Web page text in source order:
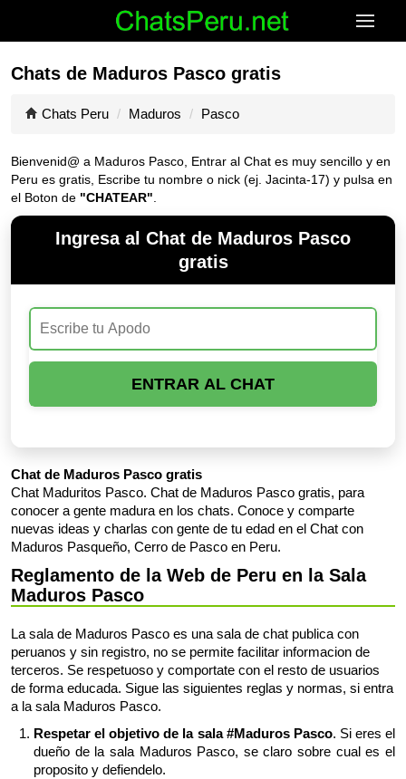
Chats de Maduros Pasco gratis
Chats Peru Maduros Pasco
Bienvenid@ a Maduros Pasco, Entrar al Chat es muy sencillo y en
Peru es gratis, Escribe tu nombre o nick (ej. Jacinta-17) y pulsa en
el Boton de "CHATEAR"
Ingresa al Chat de Maduros Pasco
gratis
ENTRAR AL CHAT
Chat de Maduros Pasco gratis
Chat Maduritos Pasco. Chat de Maduros Pasco gratis, para
conocer a gente madura en los chats. Conoce y comparte
nuevas ideas y charlas con gente de tu edad en el Chat con
Maduros Pasqueño, Cerro de Pasco en Peru.
Reglamento de la Web de Peru en la Sala
Maduros Pasco
La sala de Maduros Pasco es una sala de chat publica con
peruanos y sin registro, no se permite facilitar informacion de
terceros. Se respetuoso y comportate con el resto de usuarios
de forma educada. Sigue las siguientes reglas y normas, si entra
a la sala Maduros Pasco.
Respetar el objetivo de la sala #Maduros Pasco. Si eres el
dueño de la sala Maduros Pasco, se claro sobre cual es el
proposito y defiendelo.